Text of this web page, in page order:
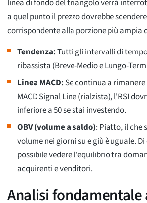
linea di fondo del triangolo verrà
a quel punto il prezzo dovrebbe
corrispondente alla porzione più ampia
Tendenza:Tutti gli intervalli di
ribassista (Breve-Medio e Lungo-
Linea MACD: Se continua a
MACD Signal Line (rialzista), l'RSI
inferiore a 50 se stai investendo.
OBV (volume a saldo): Piatto, il che
volume nei giorni su e giù è uguale.
possibile vedere l'equilibrio tra
acquirenti e venditori.
Analisi fondamentale